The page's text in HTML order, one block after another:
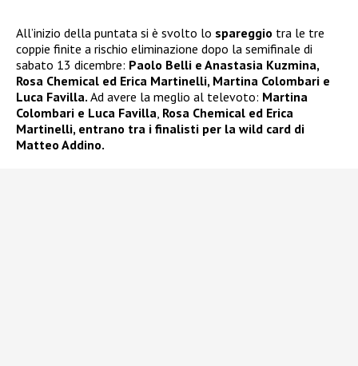
All’inizio della puntata si è svolto lo spareggio tra le tre
coppie finite a rischio eliminazione dopo la semifinale di
sabato 13 dicembre: Paolo Belli e Anastasia Kuzmina,
Rosa Chemical ed Erica Martinelli, Martina Colombari e
Luca Favilla. Ad avere la meglio al televoto: Martina
Colombari e Luca Favilla, Rosa Chemical ed Erica
Martinelli, entrano tra i finalisti per la wild card di
Matteo Addino.